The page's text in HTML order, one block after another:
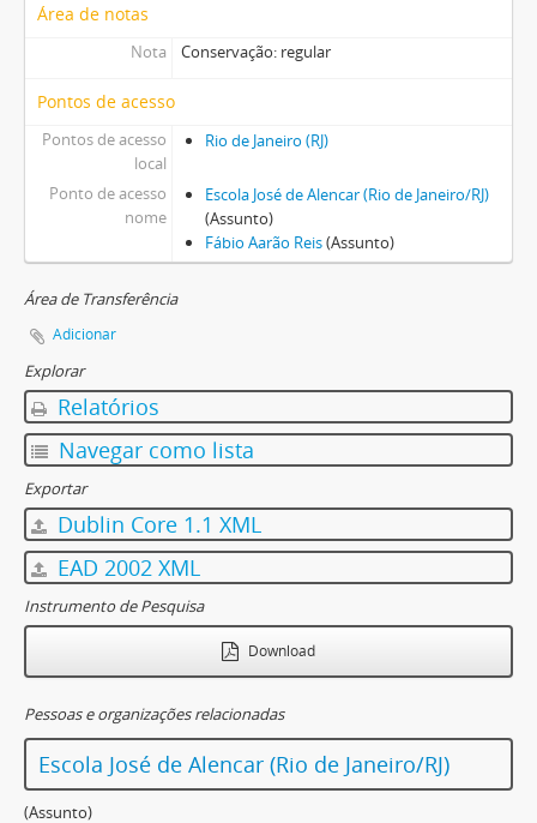
Área de notas
Nota Conservação: regular
Pontos de acesso
Pontos de acesso
local
Rio de Janeiro (RJ)
Ponto de acesso
nome
Escola José de Alencar (Rio de Janeiro/RJ)
(Assunto)
Fábio Aarão Reis(Assunto)
Área de Transferência
Adicionar
Explorar
Relatórios
Navegar como lista
Exportar
Dublin Core 1.1 XML
EAD 2002 XML
Instrumento de Pesquisa
Download
Pessoas e organizações relacionadas
Escola José de Alencar (Rio de Janeiro/RJ)
(Assunto)